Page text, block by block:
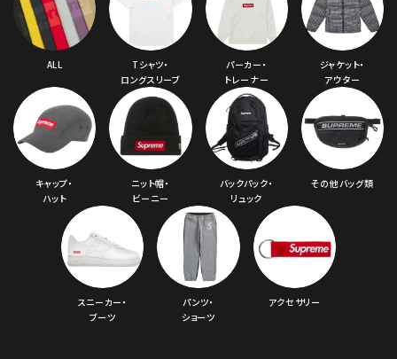
ALL
Tシャツ・
ロングスリーブ
パーカー・
トレーナー
ジャケット・
アウター
キャップ・
ハット
ニット帽・
ビーニー
バックパック・
リュック
その他バッグ類
スニーカー・
ブーツ
パンツ・
ショーツ
アクセサリー